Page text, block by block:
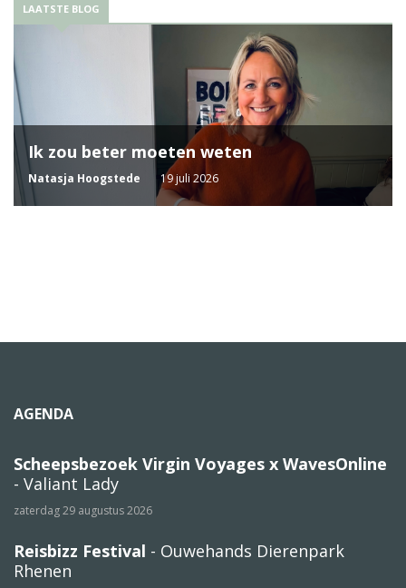
LAATSTE BLOG
Ik zou beter moeten weten
Natasja Hoogstede 19 juli 2026
AGENDA
Scheepsbezoek Virgin Voyages x WavesOnline
- Valiant Lady
zaterdag 29 augustus 2026
Reisbizz Festival - Ouwehands Dierenpark
Rhenen